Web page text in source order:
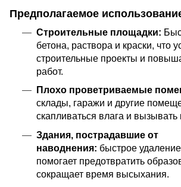
Предполагаемое
Строительные площадки:
бетона, раствора и краски, что
строительные проекты и
работ.
Плохо проветриваемые
склады, гаражи и другие
скапливаться влага и
Здания, пострадавшие от
наводнения: быстрое
помогает предотвратить
сокращает время высыхания.